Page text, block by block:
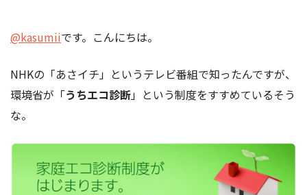
@kasumiiです。こんにちは。
NHKの「あさイチ」というテレビ番組で知ったんですが、
環境省が「うちエコ診断」という制度をすすめているそう
な。